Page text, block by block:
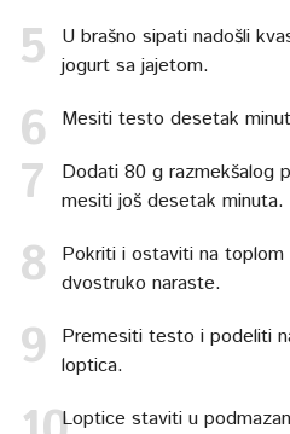
U brašno sipati nadošli
jogurt sa jajetom.
Mesiti testo desetak
Dodati 80 g razmekšalog
mesiti još desetak minuta.
Pokriti i ostaviti na toplom
dvostruko naraste.
Premesiti testo i podeliti
loptica.
Loptice staviti u